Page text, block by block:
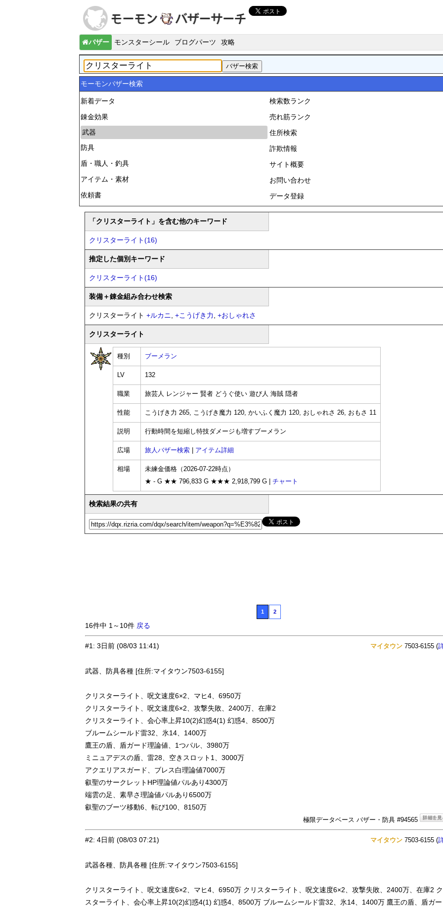
バザー モンスターシール ブログパーツ 攻略
モーモンバザー検索
新着データ
錬金効果
武器
防具
盾・職人・釣具
アイテム・素材
依頼書
検索数ランク
売れ筋ランク
住所検索
詐欺情報
サイト概要
お問い合わせ
データ登録
「クリスターライト」を含む他のキーワード
クリスターライト(16)
推定した個別キーワード
クリスターライト(16)
装備＋錬金組み合わせ検索
クリスターライト +ルカニ, +こうげき力, +おしゃれさ
クリスターライト
種別 ブーメラン
LV 132
職業 旅芸人 レンジャー 賢者 どうぐ使い 遊び人 海賊 隠者
性能 こうげき力 265, こうげき魔力 120, かいふく魔力 120, おしゃれさ 26, おもさ 11
説明 行動時間を短縮し特技ダメージも増すブーメラン
広場 旅人バザー検索 アイテム詳細
相場
未練金価格（2026-07-22時点）
★ - G ★★ 796,833 G ★★★ 2,918,799 G | チャート
検索結果の共有
1 2
16件中 1～10件 戻る
#1: 3日前 (08/03 11:41) マイタウン 7503-6155 (
武器、防具各種 [住所:マイタウン7503-6155]
クリスターライト、呪文速度6×2、マヒ4、6950万
クリスターライト、呪文速度6×2、攻撃失敗、2400万、在庫2
クリスターライト、会心率上昇10(2)幻惑4(1) 幻惑4、8500万
ブルームシールド雷32、氷14、1400万
鷹王の盾、盾ガード理論値、1つパル、3980万
ミニュアデスの盾、雷28、空きスロット1、3000万
アクエリアスガード、ブレス白理論値7000万
叡聖のサークレットHP理論値パルあり4300万
端雲の足、素早さ理論値パルあり6500万
叡聖のブーツ移動6、転び100、8150万
極限データベース バザー・防具 #94565
#2: 4日前 (08/03 07:21) マイタウン 7503-6155 (
武器各種、防具各種 [住所:マイタウン7503-6155]
クリスターライト、呪文速度6×2、マヒ4、6950万 クリスターライト、呪文速度6×2、攻撃失敗、2400万、在庫2
スターライト、会心率上昇10(2)幻惑4(1) 幻惑4、8500万 ブルームシールド雷32、氷14、1400万 鷹王の盾、盾ガ